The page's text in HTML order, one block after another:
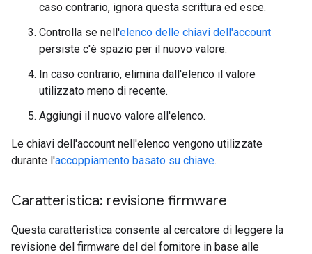
caso contrario, ignora questa scrittura ed esce.
Controlla se nell'elenco delle chiavi dell'account
persiste c'è spazio per il nuovo valore.
In caso contrario, elimina dall'elenco il valore
utilizzato meno di recente.
Aggiungi il nuovo valore all'elenco.
Le chiavi dell'account nell'elenco vengono utilizzate
durante l'accoppiamento basato su chiave.
Caratteristica: revisione firmware
Questa caratteristica consente al cercatore di leggere la
revisione del firmware del del fornitore in base alle